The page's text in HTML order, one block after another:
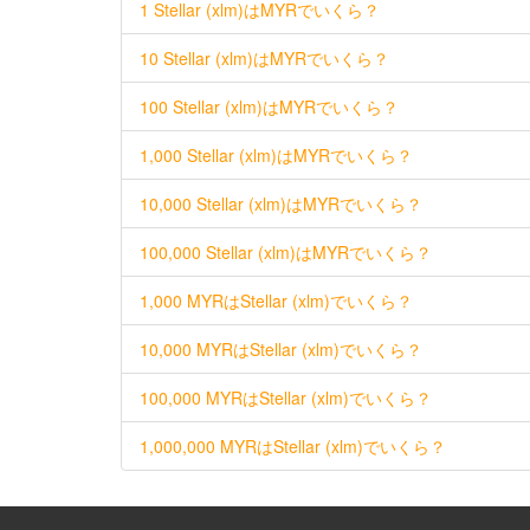
1 Stellar (xlm)はMYRでいくら？
10 Stellar (xlm)はMYRでいくら？
100 Stellar (xlm)はMYRでいくら？
1,000 Stellar (xlm)はMYRでいくら？
10,000 Stellar (xlm)はMYRでいくら？
100,000 Stellar (xlm)はMYRでいくら？
1,000 MYRはStellar (xlm)でいくら？
10,000 MYRはStellar (xlm)でいくら？
100,000 MYRはStellar (xlm)でいくら？
1,000,000 MYRはStellar (xlm)でいくら？